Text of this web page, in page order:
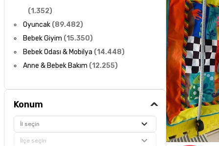
(1.352)
Oyuncak (89.482)
Bebek Giyim (15.350)
Bebek Odası & Mobilya (14.448)
Anne & Bebek Bakım (12.255)
Konum
İl seçin
İlçe seçin